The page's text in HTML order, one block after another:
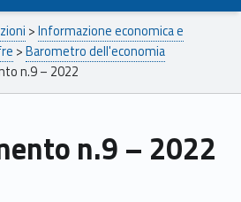
>Informazione economica e
>Barometro dell'economia
n.9 – 2022
n.9 – 2022